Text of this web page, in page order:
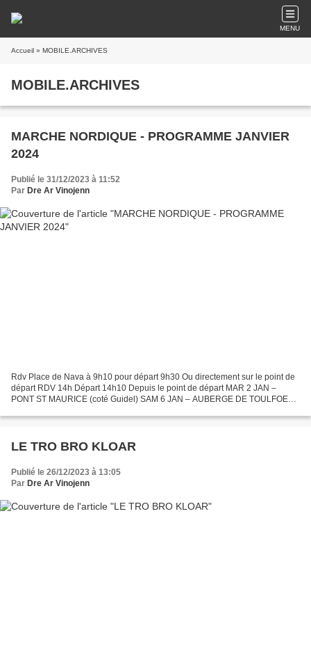
MENU
Accueil » MOBILE.ARCHIVES
MOBILE.ARCHIVES
MARCHE NORDIQUE - PROGRAMME JANVIER
2024
Publié le 31/12/2023 à 11:52
Par Dre Ar Vinojenn
Rdv Place de Nava à 9h10 pour départ 9h30 Ou directement sur le point de
départ RDV 14h Départ 14h10 Depuis le point de départ MAR 2 JAN –
PONT ST MAURICE (coté Guidel) SAM 6 JAN – AUBERGE DE TOULFOEN
LE TRO BRO KLOAR
Publié le 26/12/2023 à 13:05
Par Dre Ar Vinojenn